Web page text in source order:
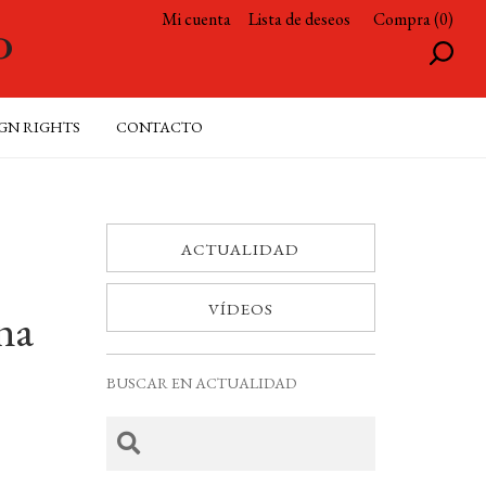
Mi cuenta Lista de deseos Compra (0)
RIGHTS CONTACTO
ACTUALIDAD
VÍDEOS
BUSCAR EN ACTUALIDAD